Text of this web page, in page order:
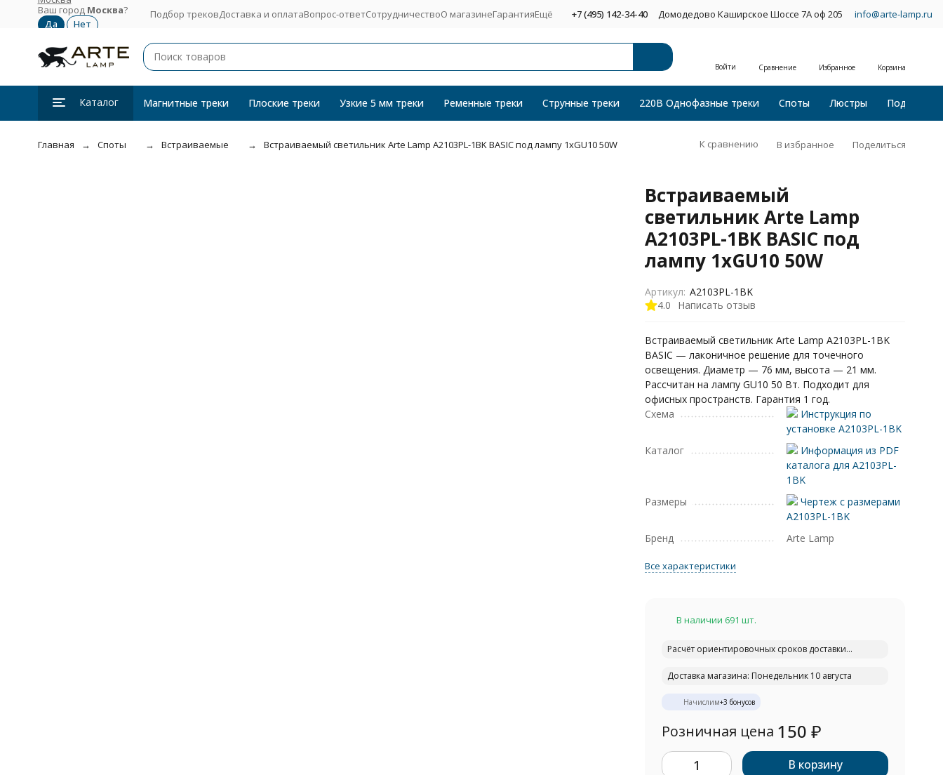
Ваш город Москва? Подбор трековДоставка и оплатаВопрос-ответСотрудничествоО магазинеГарантияЕщё +7 (495) 142-34-40 Домодедово Каширское Шоссе 7А оф 205 info@arte-lamp.ru
Войти Сравнение Избранное Корзина
Каталог Магнитные треки Плоские треки Узкие 5 мм треки Ременные треки Струнные треки 220В Однофазные треки Споты Люстры Подвесные
Главная Споты Встраиваемые Встраиваемый светильник Arte Lamp A2103PL-1BK BASIC под лампу 1xGU10 50W К сравнению В избранное Поделиться
Встраиваемый
светильник Arte Lamp
A2103PL-1BK BASIC под
лампу 1xGU10 50W
4.0 Написать отзыв
Артикул: A2103PL-1BK
Встраиваемый светильник Arte Lamp A2103PL-1BK
BASIC — лаконичное решение для точечного
освещения. Диаметр — 76 мм, высота — 21 мм.
Рассчитан на лампу GU10 50 Вт. Подходит для
офисных пространств. Гарантия 1 год.
Схема
Инструкция по
установке A2103PL-1BK
Каталог
Информация из PDF
каталога для A2103PL-
1BK
Размеры
Чертеж с размерами
A2103PL-1BK
Бренд
Arte Lamp
Все характеристики
В наличии 691 шт.
Расчёт ориентировочных сроков доставки...
Доставка магазина: Понедельник 10 августа
Начислим+3 бонусов
Розничная цена 150₽
В корзину